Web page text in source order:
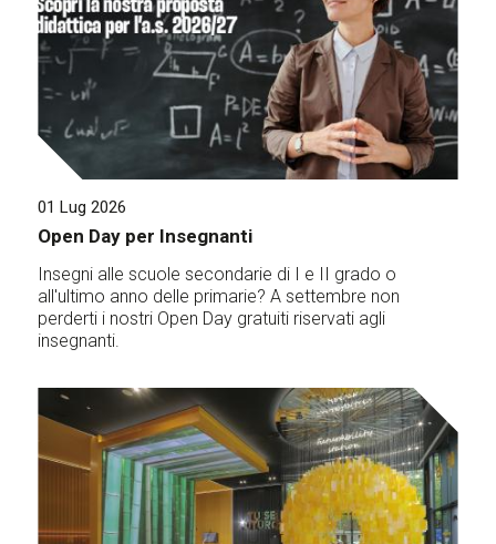
01 Lug 2026
Open Day per Insegnanti
Insegni alle scuole secondarie di I e II grado o
all'ultimo anno delle primarie? A settembre non
perderti i nostri Open Day gratuiti riservati agli
insegnanti.